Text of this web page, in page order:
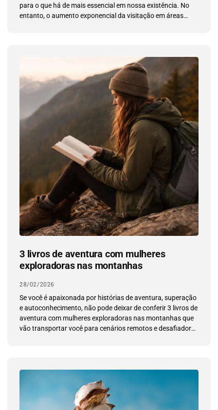
para o que há de mais essencial em nossa existência. No
entanto, o aumento exponencial da visitação em áreas
3 livros de aventura com mulheres
exploradoras nas montanhas
28/02/2026
Se você é apaixonada por histórias de aventura, superação
e autoconhecimento, não pode deixar de conferir 3 livros de
aventura com mulheres exploradoras nas montanhas que
vão transportar você para cenários remotos e desafiadores